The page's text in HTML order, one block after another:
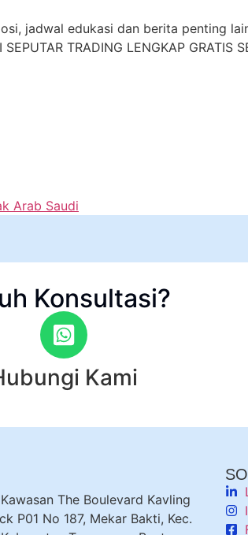
jadwal edukasi dan berita penting
TRADING LENGKAP GRATIS
Arab Saudi
Konsultasi?
Kami
The Boulevard Kavling
P01 No 187, Mekar Bakti, Kec.